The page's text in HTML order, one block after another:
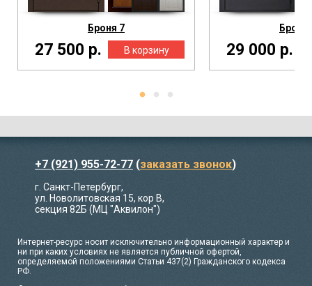
Броня 7
27 500 р.
Броня
29 000 р.
+7 (921) 955-72-77 (заказать звонок)
г. Санкт-Петербург,
ул. Новолитовская 15, кор В,
секция 82Б (МЦ "Аквилон")
Интернет-ресурс носит исключительно информационный характер и
ни при каких условиях не является публичной офертой,
определяемой положениями Статьи 437(2) Гражданского кодекса
РФ.